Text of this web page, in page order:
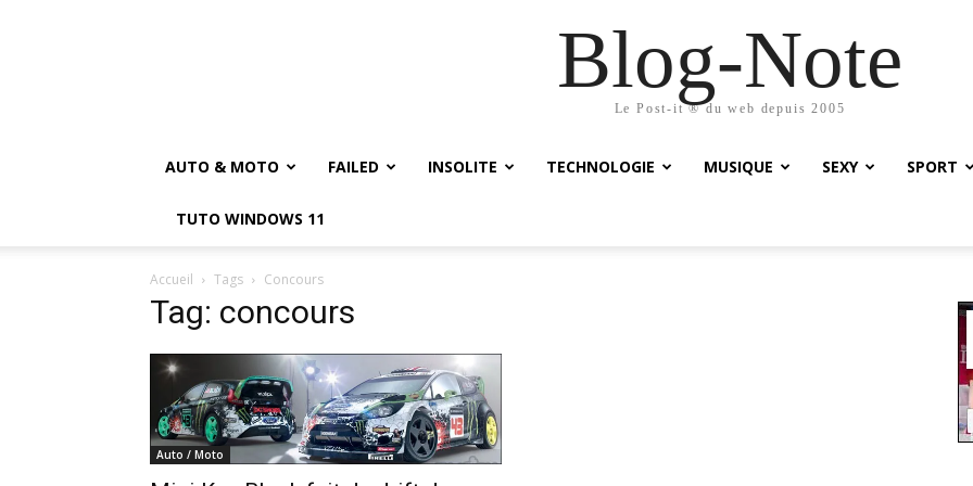
Blog-Note
Le Post-it ® du web depuis 2005
AUTO & MOTO FAILED INSOLITE TECHNOLOGIE MUSIQUE SEXY SPORT
TUTO WINDOWS 11
Accueil Tags Concours
Tag: concours
Auto / Moto